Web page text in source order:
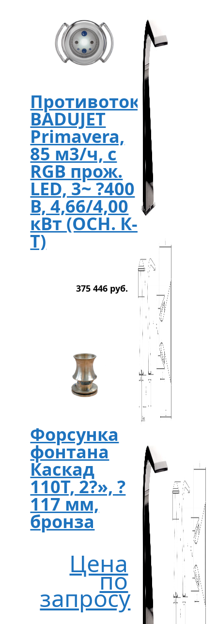
Противоток
BADUJET
Primavera,
85 м3/ч, с
RGB прож.
LED, 3~ ?400
В, 4,66/4,00
кВт (ОСН. К-
Т)
375 446 руб.
Форсунка
фонтана
Каскад
110T, 2?», ?
117 мм,
бронза
Цена
по
запросу